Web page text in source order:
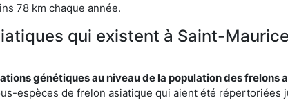
78 km chaque année.
qui existent à Saint-
génétiques au niveau de la population des frelons
espèces de frelon asiatique qui aient été répertoriées